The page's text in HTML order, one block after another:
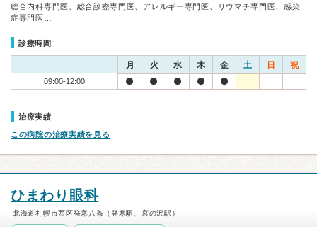
総合内科専門医、総合診療専門医、アレルギー専門医、リウマチ専門医、感染
症専門医…
診療時間
月 火 水 木 金 土 日 祝
09:00-12:00
治療実績
この病院の治療実績を見る
ひまわり眼科
北海道札幌市西区発寒八条（発寒駅、宮の沢駅）